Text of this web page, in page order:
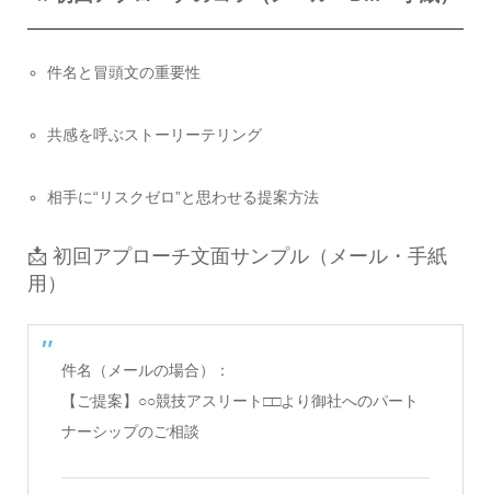
件名と冒頭文の重要性
共感を呼ぶストーリーテリング
相手に“リスクゼロ”と思わせる提案方法
📩 初回アプローチ文面サンプル（メール・手紙
用）
件名（メールの場合）：
【ご提案】○○競技アスリート□□より御社へのパート
ナーシップのご相談